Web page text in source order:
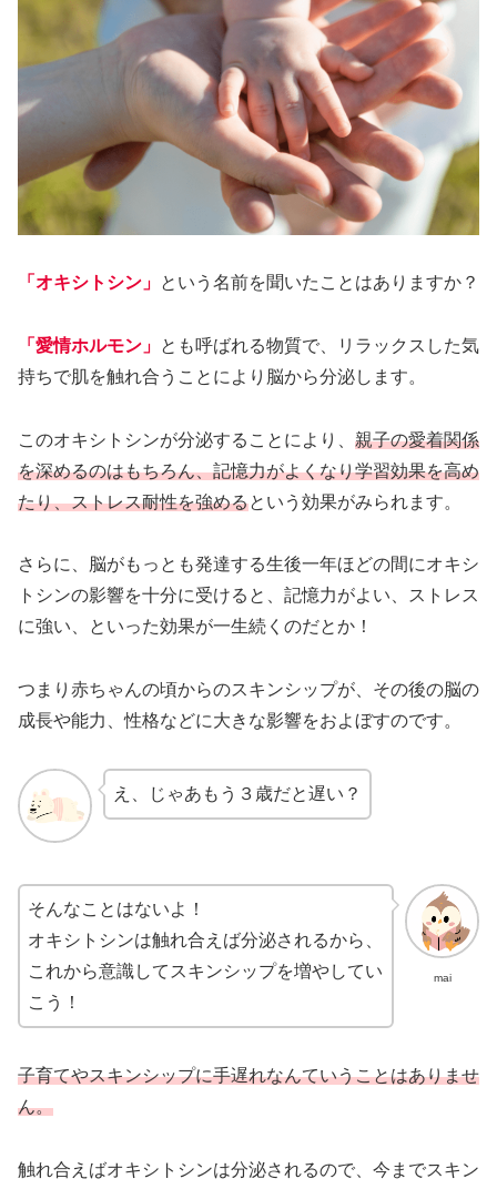
「オキシトシン」 という名前を聞いたことはありますか？
「愛情ホルモン」 とも呼ばれる物質で、リラックスした気
持ちで肌を触れ合うことにより脳から分泌します。
このオキシトシンが分泌することにより、 親子の愛着関係
を深めるのはもちろん、記憶力がよくなり学習効果を高め
たり、ストレス耐性を強めるという効果がみられます。
さらに、脳がもっとも発達する生後一年ほどの間にオキシ
トシンの影響を十分に受けると、記憶力がよい、ストレス
に強い、といった効果が一生続くのだとか！
つまり赤ちゃんの頃からのスキンシップが、その後の脳の
成長や能力、性格などに大きな影響をおよぼすのです。
え、じゃあもう３歳だと遅い？
mai
そんなことはないよ！
オキシトシンは触れ合えば分泌されるから、
これから意識してスキンシップを増やしてい
こう！
子育てやスキンシップに手遅れなんていうことはありませ
ん。
触れ合えばオキシトシンは分泌されるので、今までスキン